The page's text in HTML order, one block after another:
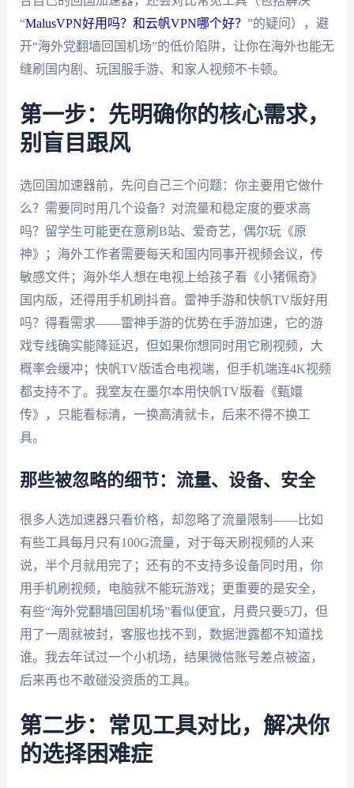
“MalusVPN好用吗？和云帆VPN哪个好？ ”的疑问），避
开“海外党翻墙回国机场”的低价陷阱，让你在海外也能无
缝刷国内剧、玩国服手游、和家人视频不卡顿。
第一步：先明确你的核心需求，
别盲目跟风
选回国加速器前，先问自己三个问题：你主要用它做什
么？需要同时用几个设备？对流量和稳定度的要求高
吗？留学生可能更在意刷B站、爱奇艺，偶尔玩《原
神》；海外工作者需要每天和国内同事开视频会议，传
敏感文件；海外华人想在电视上给孩子看《小猪佩奇》
国内版，还得用手机刷抖音。雷神手游和快帆TV版好用
吗？得看需求——雷神手游的优势在手游加速，它的游
戏专线确实能降延迟，但如果你想同时用它刷视频，大
概率会缓冲；快帆TV版适合电视端，但手机端连4K视频
都支持不了。我室友在墨尔本用快帆TV版看《甄嬛
传》，只能看标清，一换高清就卡，后来不得不换工
具。
那些被忽略的细节：流量、设备、安全
很多人选加速器只看价格，却忽略了流量限制——比如
有些工具每月只有100G流量，对于每天刷视频的人来
说，半个月就用完了；还有的不支持多设备同时用，你
用手机刷视频，电脑就不能玩游戏；更重要的是安全，
有些“海外党翻墙回国机场”看似便宜，月费只要5刀，但
用了一周就被封，客服也找不到，数据泄露都不知道找
谁。我去年试过一个小机场，结果微信账号差点被盗，
后来再也不敢碰没资质的工具。
第二步：常见工具对比，解决你
的选择困难症